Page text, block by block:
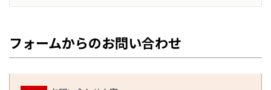
フォームからのお問い合わせ